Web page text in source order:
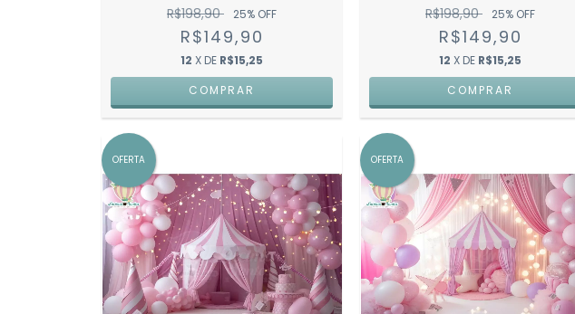
R$198,90 25% OFF
R$149,90
12 X DE R$15,25
COMPRAR
R$198,90 25% OFF
R$149,90
12 X DE R$15,25
COMPRAR
OFERTA OFERTA